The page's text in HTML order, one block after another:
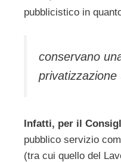
pubblicistico in
conservano
Infatti, per il
pubblico servizio
(tra cui quello del